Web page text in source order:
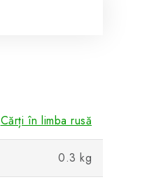
Cărți în limba rusă
0.3 kg